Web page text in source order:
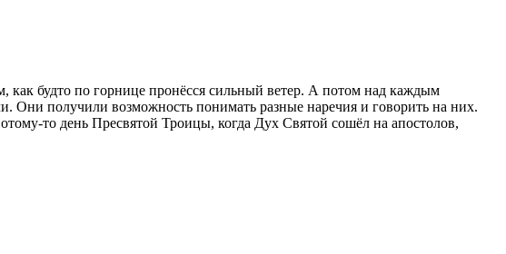
как будто по горнице пронёсся сильный ветер. А потом над каждым
Они получили возможность понимать разные наречия и говорить на них.
то день Пресвятой Троицы, когда Дух Святой сошёл на апостолов,